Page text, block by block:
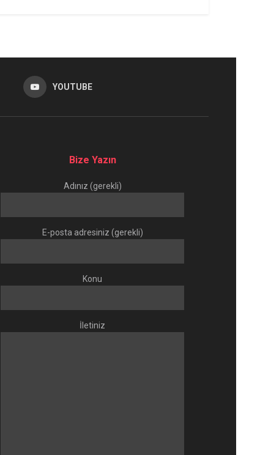
YOUTUBE
Bize Yazın
Adınız (gerekli)
E-posta adresiniz (gerekli)
Konu
İletiniz